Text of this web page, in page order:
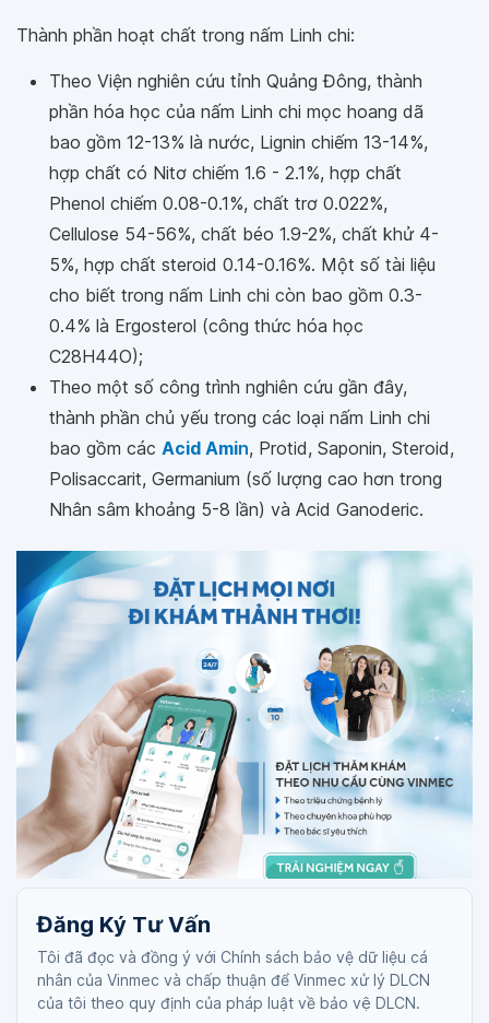
Thành phần hoạt chất trong nấm Linh chi:
Theo Viện nghiên cứu tỉnh Quảng Đông, thành
phần hóa học của nấm Linh chi mọc hoang dã
bao gồm 12-13% là nước, Lignin chiếm 13-14%,
hợp chất có Nitơ chiếm 1.6 - 2.1%, hợp chất
Phenol chiếm 0.08-0.1%, chất trơ 0.022%,
Cellulose 54-56%, chất béo 1.9-2%, chất khử 4-
5%, hợp chất steroid 0.14-0.16%. Một số tài liệu
cho biết trong nấm Linh chi còn bao gồm 0.3-
0.4% là Ergosterol (công thức hóa học
C28H44O);
Theo một số công trình nghiên cứu gần đây,
thành phần chủ yếu trong các loại nấm Linh chi
bao gồm các Acid Amin, Protid, Saponin, Steroid,
Polisaccarit, Germanium (số lượng cao hơn trong
Nhân sâm khoảng 5-8 lần) và Acid Ganoderic.
Đăng Ký Tư Vấn
Tôi đã đọc và đồng ý với Chính sách bảo vệ dữ liệu cá
nhân của Vinmec và chấp thuận để Vinmec xử lý DLCN
của tôi theo quy định của pháp luật về bảo vệ DLCN.